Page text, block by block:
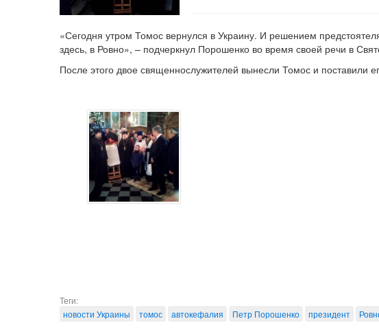
«Сегодня утром Томос вернулся в Украину. И решением
здесь, в Ровно», – подчеркнул Порошенко во время своей речи в
После этого двое священнослужителей вынесли Томос и поставили
Теги:
новости Украины
томос автокефалия Петр Порошенко президент